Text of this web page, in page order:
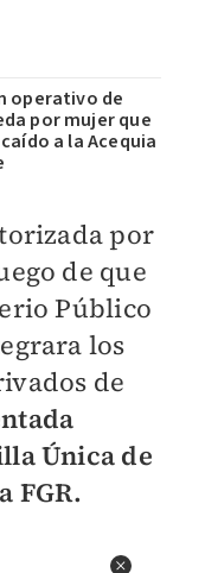
operativo de
por mujer que
a la Acequia
por
de que
Público
los
de
Única de
FGR.